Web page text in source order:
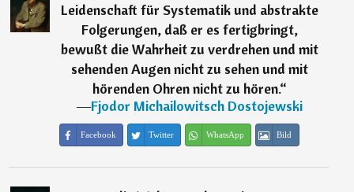
Leidenschaft für Systematik und abstrakte
Folgerungen, daß er es fertigbringt,
bewußt die Wahrheit zu verdrehen und mit
sehenden Augen nicht zu sehen und mit
hörenden Ohren nicht zu hören.“
―Fjodor Michailowitsch Dostojewski
Facebook Twitter WhatsApp Bild